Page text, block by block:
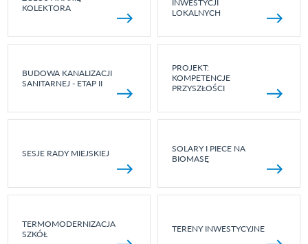
KOLEKTORA
INWESTYCJI
LOKALNYCH
BUDOWA KANALIZACJI
SANITARNEJ - ETAP II
PROJEKT:
KOMPETENCJE
PRZYSZŁOŚCI
SESJE RADY MIEJSKIEJ
SOLARY I PIECE NA
BIOMASĘ
TERMOMODERNIZACJA
SZKÓŁ
TERENY INWESTYCYJNE